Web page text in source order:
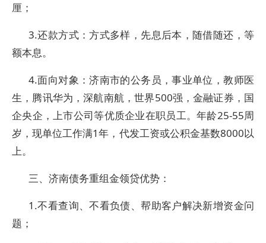
厘；
3.还款方式：方式多样，先息后本，随借随还，等
额本息。
4.面向对象：济南市的公务员，事业单位，教师医
生，腾讯华为，深航南航，世界500强，金融证券，国
企央企，上市公司等优质企业在职员工。年龄25-55周
岁，现单位工作满1年，代发工资或公积金基数8000以
上。
三、济南债务重组金领贷优势：
1.不看查询、不看负债、帮助客户解决新增资金问
题；